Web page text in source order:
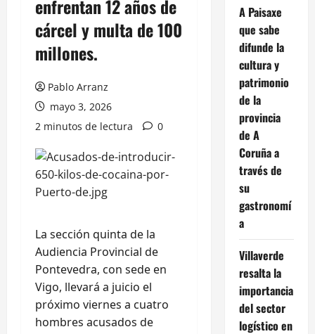
enfrentan 12 años de
cárcel y multa de 100
millones.
Pablo Arranz
mayo 3, 2026
2 minutos de lectura
0
La sección quinta de la
Audiencia Provincial de
Pontevedra, con sede en
Vigo, llevará a juicio el
próximo viernes a cuatro
hombres acusados de
A Paisaxe
que sabe
difunde la
cultura y
patrimonio
de la
provincia
de A
Coruña a
través de
su
gastronomí
a
Villaverde
resalta la
importancia
del sector
logístico en